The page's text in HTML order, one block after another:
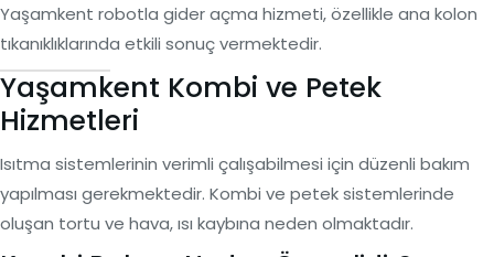
Yaşamkent robotla gider açma hizmeti, özellikle ana kolon
tıkanıklıklarında etkili sonuç vermektedir.
Yaşamkent Kombi ve Petek
Hizmetleri
Isıtma sistemlerinin verimli çalışabilmesi için düzenli bakım
yapılması gerekmektedir. Kombi ve petek sistemlerinde
oluşan tortu ve hava, ısı kaybına neden olmaktadır.